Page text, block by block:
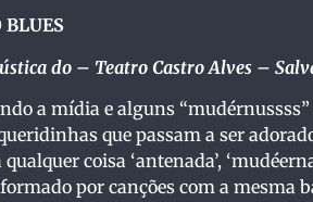
BLUES
do – Teatro Castro Alves –
a mídia e alguns
que passam a ser
coisa ‘antenada’,
por canções com a mesma